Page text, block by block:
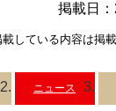
掲載日
している内容は掲
ニュース